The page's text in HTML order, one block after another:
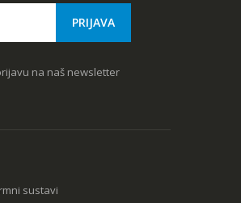
na naš newsletter
sustavi